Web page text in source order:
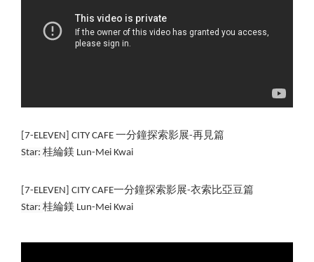
[7-ELEVEN] CITY CAFE 一分鐘探索影展-再見篇
Star: 桂綸鎂 Lun-Mei Kwai
[7-ELEVEN] CITY CAFE一分鐘探索影展-衣索比亞豆篇
Star: 桂綸鎂 Lun-Mei Kwai